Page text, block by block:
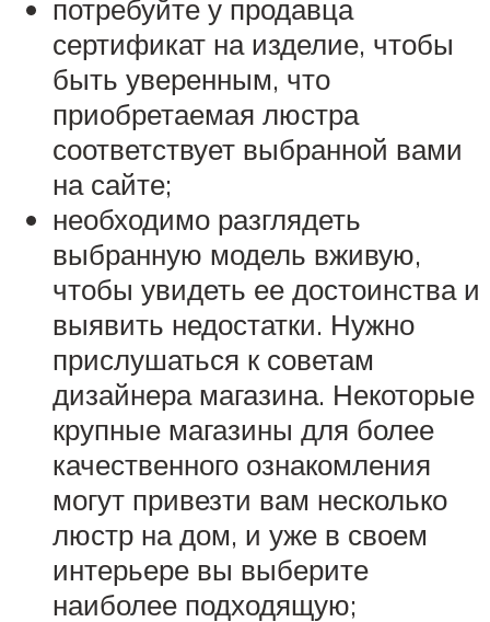
потребуйте у продавца
сертификат на изделие, чтобы
быть уверенным, что
приобретаемая люстра
соответствует выбранной вами
на сайте;
необходимо разглядеть
выбранную модель вживую,
чтобы увидеть ее достоинства и
выявить недостатки. Нужно
прислушаться к советам
дизайнера магазина. Некоторые
крупные магазины для более
качественного ознакомления
могут привезти вам несколько
люстр на дом, и уже в своем
интерьере вы выберите
наиболее подходящую;